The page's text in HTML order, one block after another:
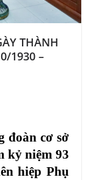
THÀNH
1930 –
đoàn cơ sở
kỷ niệm 93
hiệp Phụ